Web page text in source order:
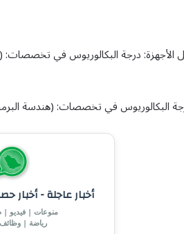
درجة البكالوريوس في تخصصات:
البكالوريوس في تخصصات: (هندسة
أخبار عاجلة - أخبار
منوعات | فيديو |
رياضة |